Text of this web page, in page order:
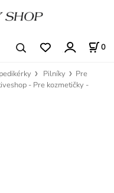
0
Pilníky
Pre
- Pre kozmetičky -